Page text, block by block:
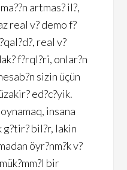
artmas? il?,
real v? demo f?
real v?
f?rql?ri, onlar?n
sizin üçün
ed?c?yik.
insana
g?tir? bil?r, lakin
öyr?nm?k v?
bir